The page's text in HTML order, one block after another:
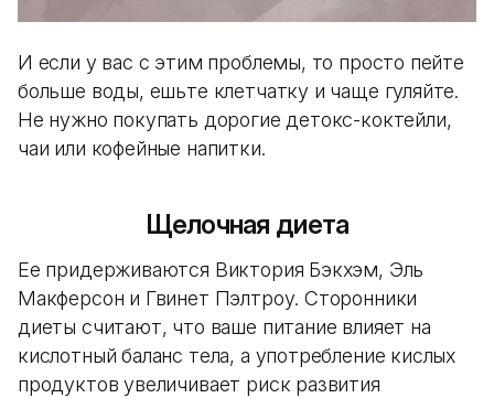
И если у вас с этим проблемы, то просто пейте
больше воды, ешьте клетчатку и чаще гуляйте.
Не нужно покупать дорогие детокс-коктейли,
чаи или кофейные напитки.
Щелочная диета
Ее придерживаются Виктория Бэкхэм, Эль
Макферсон и Гвинет Пэлтроу. Сторонники
диеты считают, что ваше питание влияет на
кислотный баланс тела, а употребление кислых
продуктов увеличивает риск развития